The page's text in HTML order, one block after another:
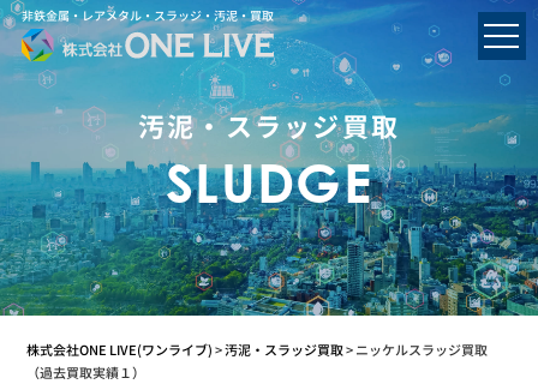
非鉄金属・レアメタル・スラッジ・汚泥・買取
汚泥・スラッジ買取
SLUDGE
株式会社ONE LIVE(ワンライブ)>汚泥・スラッジ買取>ニッケルスラッジ買取
（過去買取実績１）